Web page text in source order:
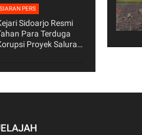
Dibakar
SIARAN PERS
Sidoarjo Resmi
Para Terduga
Proyek Saluran